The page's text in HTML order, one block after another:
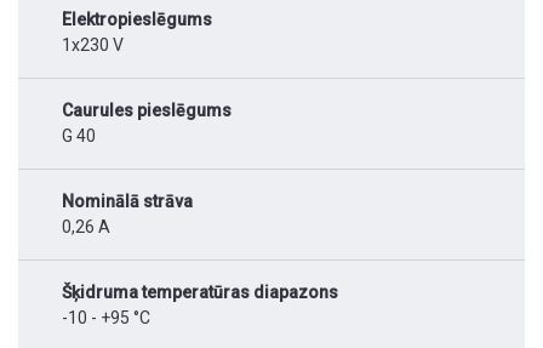
Elektropieslēgums
1x230 V
Caurules pieslēgums
G 40
Nominālā strāva
0,26 A
Šķidruma temperatūras diapazons
-10 - +95 °C